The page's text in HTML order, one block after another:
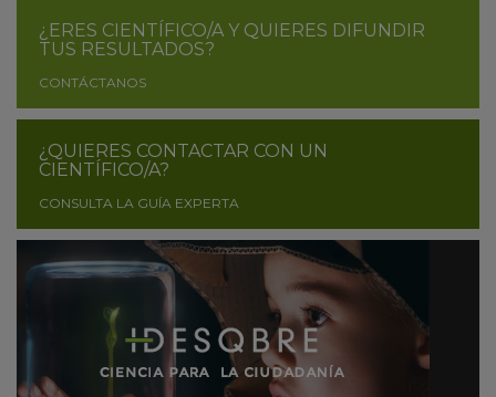
¿ERES CIENTÍFICO/A Y QUIERES DIFUNDIR
TUS RESULTADOS?
CONTÁCTANOS
¿QUIERES CONTACTAR CON UN
CIENTÍFICO/A?
CONSULTA LA GUÍA EXPERTA